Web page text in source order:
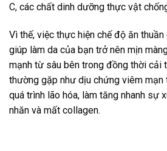
C, các chất dinh dưỡng thực vật
Vì thế, việc thực hiện chế độ ăn
giúp làm da của bạn trở nên mịn
mạnh từ sâu bên trong đồng thời cải
thường gặp như dịu chứng viêm mạn
quá trình lão hóa, làm tăng nhanh sự
nhăn và mất collagen.